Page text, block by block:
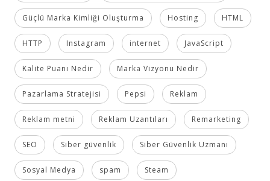
Güçlü Marka Kimliği Oluşturma Hosting HTML
HTTP Instagram internet JavaScript
Kalite Puanı Nedir Marka Vizyonu Nedir
Pazarlama Stratejisi Pepsi Reklam
Reklam metni Reklam Uzantıları Remarketing
SEO Siber güvenlik Siber Güvenlik Uzmanı
Sosyal Medya spam Steam